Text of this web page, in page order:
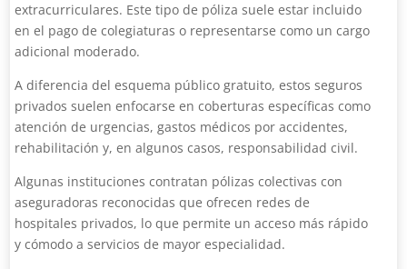
extracurriculares. Este tipo de póliza suele estar incluido
en el pago de colegiaturas o representarse como un cargo
adicional moderado.
A diferencia del esquema público gratuito, estos seguros
privados suelen enfocarse en coberturas específicas como
atención de urgencias, gastos médicos por accidentes,
rehabilitación y, en algunos casos, responsabilidad civil.
Algunas instituciones contratan pólizas colectivas con
aseguradoras reconocidas que ofrecen redes de
hospitales privados, lo que permite un acceso más rápido
y cómodo a servicios de mayor especialidad.